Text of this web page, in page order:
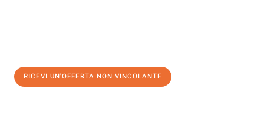
RICEVI UN'OFFERTA NON VINCOLANTE